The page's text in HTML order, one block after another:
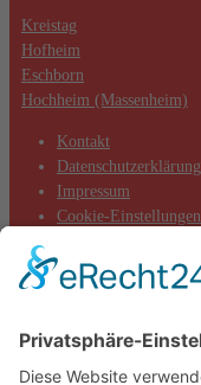
Kreistag
Hofheim
Eschborn
Hochheim (Massenheim)
Kontakt
Datenschutzerklärung
Impressum
Cookie-Einstellungen
Aktuelles
Aktionen
Termine